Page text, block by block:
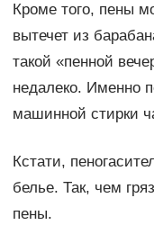
Кроме того, пены
вытечет из
такой «пенной
недалеко. Именно
машинной стирки
Кстати,
белье. Так, чем
пены.